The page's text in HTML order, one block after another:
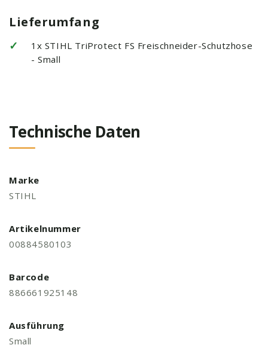
Lieferumfang
✓
1x STIHL TriProtect FS Freischneider-Schutzhose
- Small
Technische Daten
Marke
STIHL
Artikelnummer
00884580103
Barcode
886661925148
Ausführung
Small